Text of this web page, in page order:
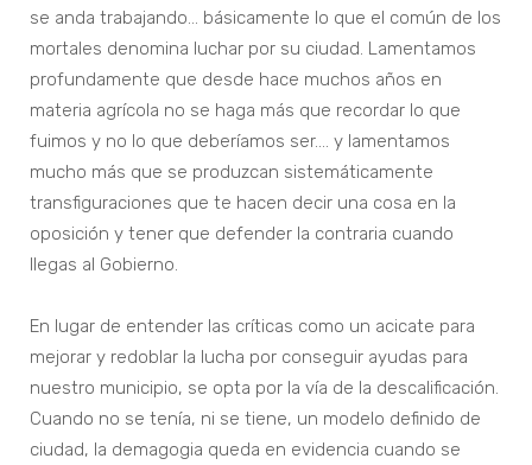
se anda trabajando… básicamente lo que el común de los
mortales denomina luchar por su ciudad. Lamentamos
profundamente que desde hace muchos años en
materia agrícola no se haga más que recordar lo que
fuimos y no lo que deberíamos ser.... y lamentamos
mucho más que se produzcan sistemáticamente
transfiguraciones que te hacen decir una cosa en la
oposición y tener que defender la contraria cuando
llegas al Gobierno.
En lugar de entender las críticas como un acicate para
mejorar y redoblar la lucha por conseguir ayudas para
nuestro municipio, se opta por la vía de la descalificación.
Cuando no se tenía, ni se tiene, un modelo definido de
ciudad, la demagogia queda en evidencia cuando se